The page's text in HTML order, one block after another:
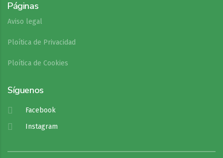
Páginas
Aviso legal
Ploítica de Privacidad
Ploítica de Cookies
Síguenos
Facebook
Instagram